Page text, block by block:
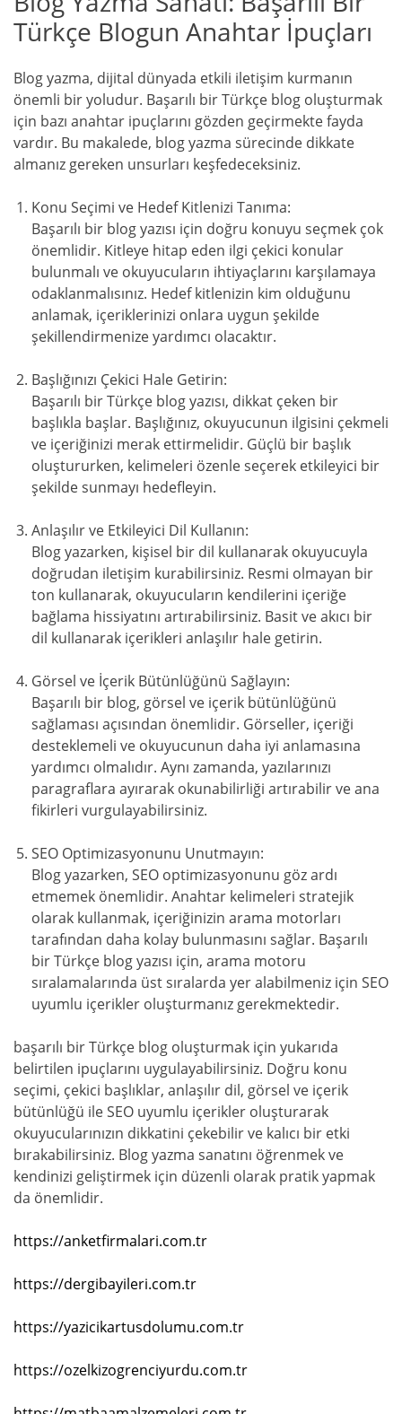
Türkçe Blogun Anahtar İpuçları
Blog yazma, dijital dünyada etkili iletişim kurmanın
önemli bir yoludur. Başarılı bir Türkçe blog oluşturmak
için bazı anahtar ipuçlarını gözden geçirmekte fayda
vardır. Bu makalede, blog yazma sürecinde dikkate
almanız gereken unsurları keşfedeceksiniz.
Konu Seçimi ve Hedef Kitlenizi Tanıma:
Başarılı bir blog yazısı için doğru konuyu seçmek çok
önemlidir. Kitleye hitap eden ilgi çekici konular
bulunmalı ve okuyucuların ihtiyaçlarını karşılamaya
odaklanmalısınız. Hedef kitlenizin kim olduğunu
anlamak, içeriklerinizi onlara uygun şekilde
şekillendirmenize yardımcı olacaktır.
Başlığınızı Çekici Hale Getirin:
Başarılı bir Türkçe blog yazısı, dikkat çeken bir
başlıkla başlar. Başlığınız, okuyucunun ilgisini çekmeli
ve içeriğinizi merak ettirmelidir. Güçlü bir başlık
oluştururken, kelimeleri özenle seçerek etkileyici bir
şekilde sunmayı hedefleyin.
Anlaşılır ve Etkileyici Dil Kullanın:
Blog yazarken, kişisel bir dil kullanarak okuyucuyla
doğrudan iletişim kurabilirsiniz. Resmi olmayan bir
ton kullanarak, okuyucuların kendilerini içeriğe
bağlama hissiyatını artırabilirsiniz. Basit ve akıcı bir
dil kullanarak içerikleri anlaşılır hale getirin.
Görsel ve İçerik Bütünlüğünü Sağlayın:
Başarılı bir blog, görsel ve içerik bütünlüğünü
sağlaması açısından önemlidir. Görseller, içeriği
desteklemeli ve okuyucunun daha iyi anlamasına
yardımcı olmalıdır. Aynı zamanda, yazılarınızı
paragraflara ayırarak okunabilirliği artırabilir ve ana
fikirleri vurgulayabilirsiniz.
SEO Optimizasyonunu Unutmayın:
Blog yazarken, SEO optimizasyonunu göz ardı
etmemek önemlidir. Anahtar kelimeleri stratejik
olarak kullanmak, içeriğinizin arama motorları
tarafından daha kolay bulunmasını sağlar. Başarılı
bir Türkçe blog yazısı için, arama motoru
sıralamalarında üst sıralarda yer alabilmeniz için SEO
uyumlu içerikler oluşturmanız gerekmektedir.
başarılı bir Türkçe blog oluşturmak için yukarıda
belirtilen ipuçlarını uygulayabilirsiniz. Doğru konu
seçimi, çekici başlıklar, anlaşılır dil, görsel ve içerik
bütünlüğü ile SEO uyumlu içerikler oluşturarak
okuyucularınızın dikkatini çekebilir ve kalıcı bir etki
bırakabilirsiniz. Blog yazma sanatını öğrenmek ve
kendinizi geliştirmek için düzenli olarak pratik yapmak
da önemlidir.
https://anketfirmalari.com.tr
https://dergibayileri.com.tr
https://yazicikartusdolumu.com.tr
https://ozelkizogrenciyurdu.com.tr